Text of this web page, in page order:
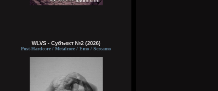
WLVS - Субъект №2 (2026)
Post-Hardcore / Metalcore / Emo / Screamo